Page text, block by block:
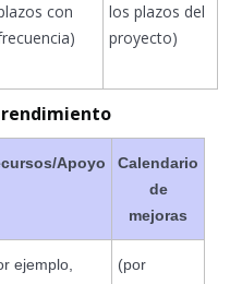
con
los plazos del
proyecto)
Apoyo
Calendario
de
mejoras
ejemplo,
(por